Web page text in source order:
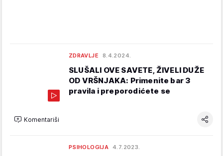
ZDRAVLJE 8.4.2024.
SLUŠALI OVE SAVETE, ŽIVELI DUŽE
OD VRŠNJAKA: Primenite bar 3
pravila i preporodićete se
Komentariši
PSIHOLOGIJA 4.7.2023.